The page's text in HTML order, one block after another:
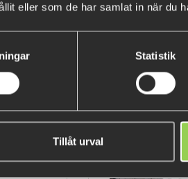
eller som de har samlat in när du
Statistik
Tillåt urval
POPULÄRA